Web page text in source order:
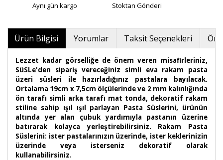
Aynı gün kargo Stoktan Gönderi
Ürün Bilgisi Yorumlar Taksit Seçenekleri
Lezzet kadar görselliğe de önem veren misafirleriniz,
SüSLe'den sipariş vereceğiniz simli eva rakam pasta
üzeri süsleri ile hazırladığınız pastalara bayılacak.
Ortalama 19cm x 7,5cm ölçülerinde ve 2 mm kalınlığında
ön tarafı simli arka tarafı mat tonda, dekoratif rakam
stiline sahip ışıl ışıl parlayan Pasta Süslerini, ürünün
altında yer alan çubuk yardımıyla pastanın üzerine
batırarak kolayca yerleştirebilirsiniz. Rakam Pasta
Süslerini: ister pastalarınızın üzerinde, ister keklerinizin
üzerinde veya isterseniz dekoratif olarak
kullanabilirsiniz.